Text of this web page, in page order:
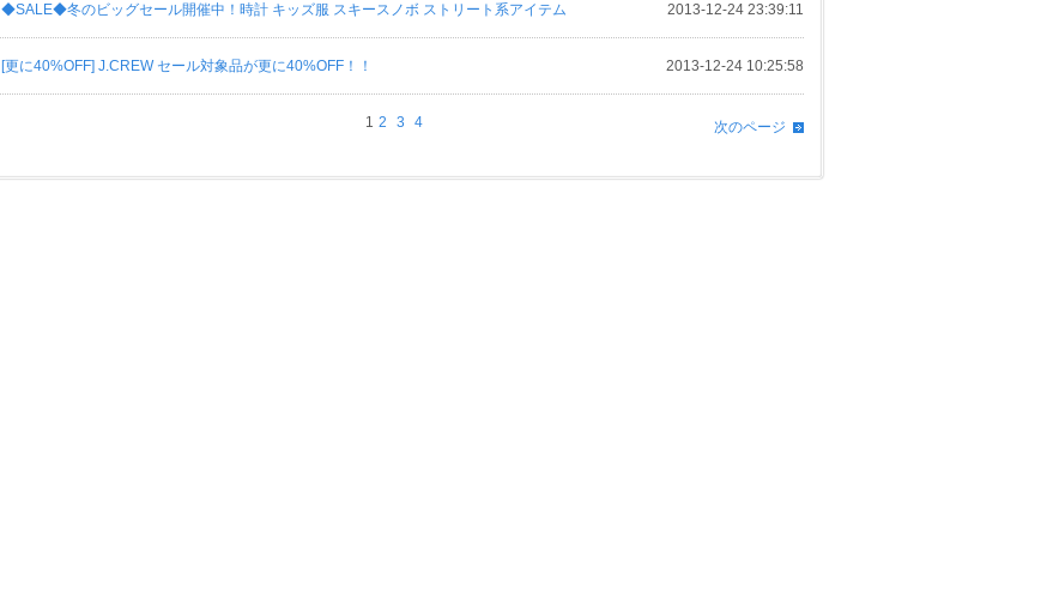
◆SALE◆冬のビッグセール開催中！時計 キッズ服 スキースノボ ストリート系アイテム 2013-12-24 23:39:11
[更に40%OFF] J.CREW セール対象品が更に40%OFF！！ 2013-12-24 10:25:58
次のページ
1 2 3 4